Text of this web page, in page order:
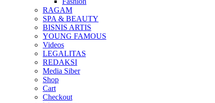
RAGAM
SPA & BEAUTY
BISNIS ARTIS
YOUNG FAMOUS
Videos
LEGALITAS
REDAKSI
Media Siber
Shop
Cart
Checkout